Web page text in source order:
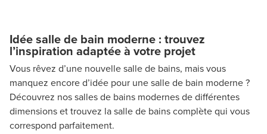
Idée salle de bain moderne : trouvez
l’inspiration adaptée à votre projet
Vous rêvez d’une nouvelle salle de bains, mais vous
manquez encore d’idée pour une salle de bain moderne ?
Découvrez nos salles de bains modernes de différentes
dimensions et trouvez la salle de bains complète qui vous
correspond parfaitement.